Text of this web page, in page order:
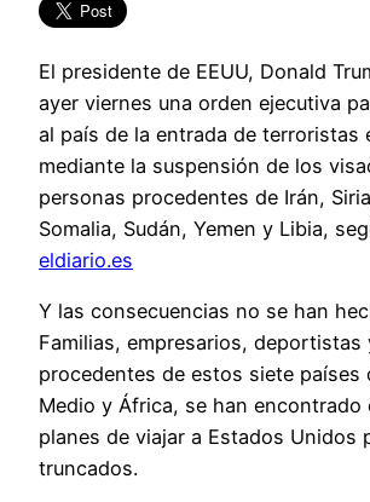
El presidente de EEUU, Donald
ayer viernes una orden ejecutiva
al país de la entrada de terroristas
mediante la suspensión de los
personas procedentes de Irán,
Somalia, Sudán, Yemen y Libia,
eldiario.es
Y las consecuencias no se han
Familias, empresarios, deportistas
procedentes de estos siete países
Medio y África, se han encontrado
planes de viajar a Estados Unidos
truncados.